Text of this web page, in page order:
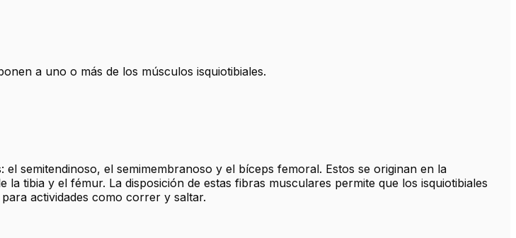
a uno o más de los músculos isquiotibiales.
semitendinoso, el semimembranoso y el bíceps femoral. Estos se originan en la
tibia y el fémur. La disposición de estas fibras musculares permite que los isquiotibiales
actividades como correr y saltar.